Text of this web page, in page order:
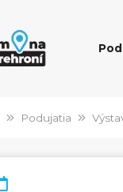
Podujatia